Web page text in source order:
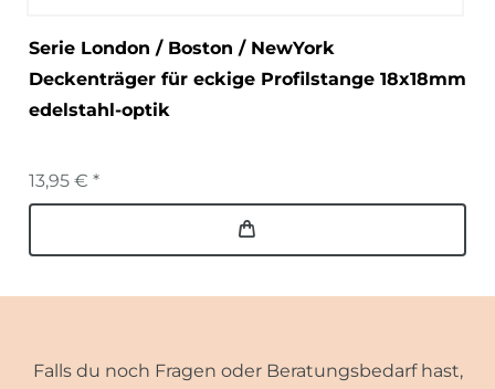
Serie London / Boston / NewYork
Deckenträger für eckige Profilstange 18x18mm
edelstahl-optik
13,95 € *
Falls du noch Fragen oder Beratungsbedarf hast,